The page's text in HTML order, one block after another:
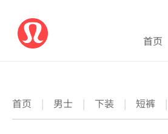
首页
首页 | 男士 | 下装 | 短裤 |